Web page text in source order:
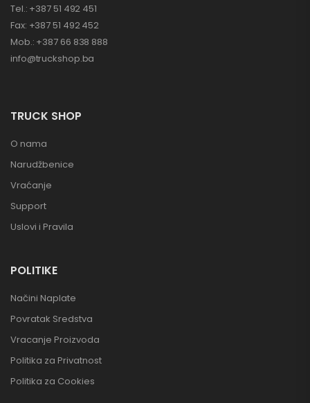
Tel.: +387 51 492 451
Fax: +387 51 492 452
Mob.: +387 66 838 888
info@truckshop.ba
TRUCK SHOP
O nama
Narudžbenice
Vraćanje
Support
Uslovi i Pravila
POLITIKE
Načini Naplate
Povratak Sredstva
Vracanje Proizvoda
Politika za Privatnost
Politika za Cookies